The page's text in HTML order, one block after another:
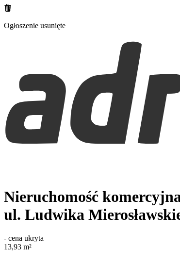
Ogłoszenie usunięte
Nieruchomość
ul. Ludwika
- cena ukryta
13,93 m²